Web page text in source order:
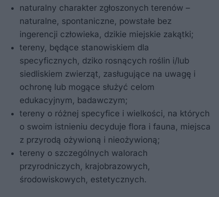
naturalny charakter zgłoszonych terenów –
naturalne, spontaniczne, powstałe bez
ingerencji człowieka, dzikie miejskie zakątki;
tereny, będące stanowiskiem dla
specyficznych, dziko rosnących roślin i/lub
siedliskiem zwierząt, zasługujące na uwagę i
ochronę lub mogące służyć celom
edukacyjnym, badawczym;
tereny o różnej specyfice i wielkości, na których
o swoim istnieniu decyduje flora i fauna, miejsca
z przyrodą ożywioną i nieożywioną;
tereny o szczególnych walorach
przyrodniczych, krajobrazowych,
środowiskowych, estetycznych.